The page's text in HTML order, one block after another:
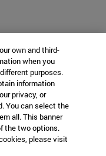
own and third-
when you
purposes.
information
privacy, or
You can select the
all. This banner
the two options.
please visit